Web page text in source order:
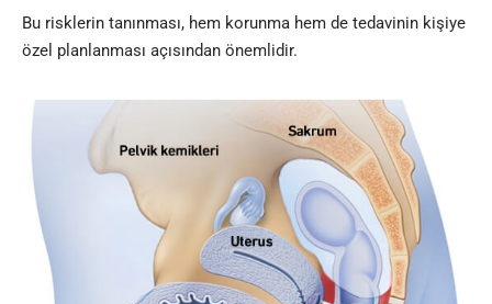
Bu risklerin tanınması, hem korunma hem de tedavinin kişiye
özel planlanması açısından önemlidir.